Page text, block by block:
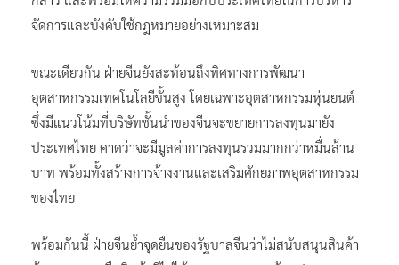
จัดการและบังคับใช้กฎหมายอย่างเหมาะสม
ขณะเดียวกัน ฝ่ายจีนยังสะท้อนถึงทิศทางการพัฒนา
อุตสาหกรรมเทคโนโลยีขั้นสูง โดยเฉพาะอุตสาหกรรมหุ่นยนต์
ซึ่งมีแนวโน้มที่บริษัทชั้นนำของจีนจะขยายการลงทุนมายัง
ประเทศไทย คาดว่าจะมีมูลค่าการลงทุนรวมมากกว่าหมื่นล้าน
บาท พร้อมทั้งสร้างการจ้างงานและเสริมศักยภาพอุตสาหกรรม
ของไทย
พร้อมกันนี้ ฝ่ายจีนย้ำจุดยืนของรัฐบาลจีนว่าไม่สนับสนุนสินค้า